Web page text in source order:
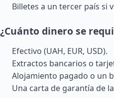
Billetes a un tercer país si
¿Cuánto dinero se
Efectivo (UAH, EUR, USD).
Extractos bancarios o
Alojamiento pagado o un
Una carta de garantía de